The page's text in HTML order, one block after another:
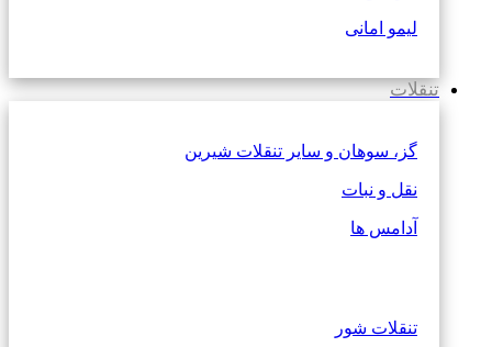
لیمو امانی
تنقلات
گز، سوهان و سایر تنقلات شیرین
نقل و نبات
آدامس ها
تنقلات شور